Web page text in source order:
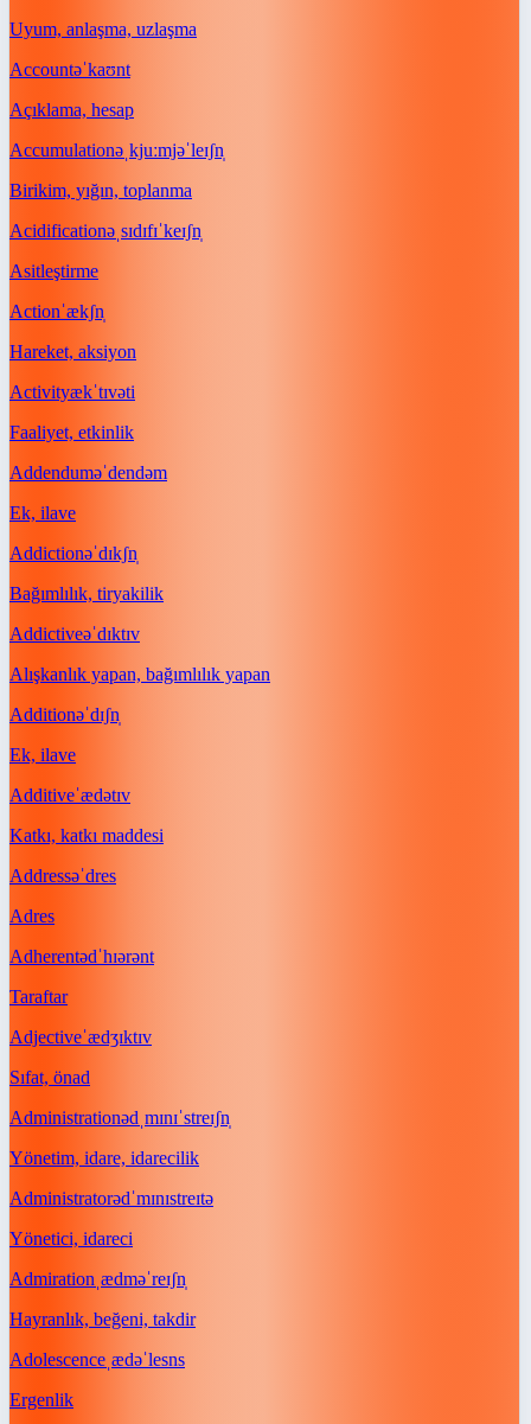
Uyum, anlaşma, uzlaşma
Accountəˈkaʊnt
Açıklama, hesap
Accumulationəˌkjuːmjəˈleɪʃn̩
Birikim, yığın, toplanma
Acidificationəˌsɪdɪfɪˈkeɪʃn̩
Asitleştirme
Actionˈækʃn̩
Hareket, aksiyon
Activityækˈtɪvəti
Faaliyet, etkinlik
Addenduməˈdendəm
Ek, ilave
Addictionəˈdɪkʃn̩
Bağımlılık, tiryakilik
Addictiveəˈdɪktɪv
Alışkanlık yapan, bağımlılık yapan
Additionəˈdɪʃn̩
Ek, ilave
Additiveˈædətɪv
Katkı, katkı maddesi
Addressəˈdres
Adres
Adherentədˈhɪərənt
Taraftar
Adjectiveˈædʒɪktɪv
Sıfat, önad
Administrationədˌmɪnɪˈstreɪʃn̩
Yönetim, idare, idarecilik
Administratorədˈmɪnɪstreɪtə
Yönetici, idareci
Admiration ˌædməˈreɪʃn̩
Hayranlık, beğeni, takdir
Adolescence ˌædəˈlesns
Ergenlik